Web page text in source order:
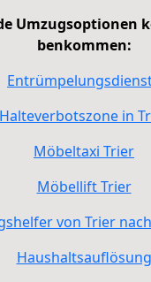
Umzugsoptionen
benkommen:
Halteverbotszone in
Möbeltaxi Trier
Möbellift Trier
von Trier
Haushaltsauflösung